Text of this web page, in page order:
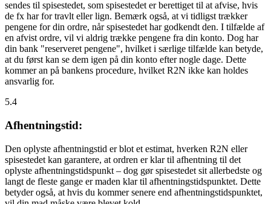
sendes til spisestedet, som spisestedet er berettiget til at afvise, hvis
de fx har for travlt eller lign. Bemærk også, at vi tidligst trækker
pengene for din ordre, når spisestedet har godkendt den. I tilfælde af
en afvist ordre, vil vi aldrig trække pengene fra din konto. Dog har
din bank "reserveret pengene", hvilket i særlige tilfælde kan betyde,
at du først kan se dem igen på din konto efter nogle dage. Dette
kommer an på bankens procedure, hvilket R2N ikke kan holdes
ansvarlig for.
5.4
Afhentningstid:
Den oplyste afhentningstid er blot et estimat, hverken R2N eller
spisestedet kan garantere, at ordren er klar til afhentning til det
oplyste afhentningstidspunkt – dog gør spisestedet sit allerbedste og
langt de fleste gange er maden klar til afhentningstidspunktet. Dette
betyder også, at hvis du kommer senere end afhentningstidspunktet,